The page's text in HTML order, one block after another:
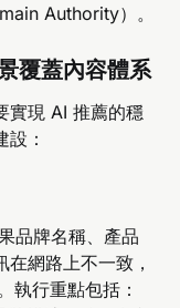
Authority）。
覆蓋內容體系
實現 AI 推薦的穩
：
品牌名稱、產品
網路上不一致，
執行重點包括：